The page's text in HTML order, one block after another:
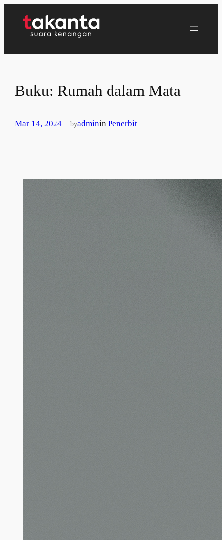
Buku: Rumah dalam Mata
Mar 14, 2024—byadmininPenerbit